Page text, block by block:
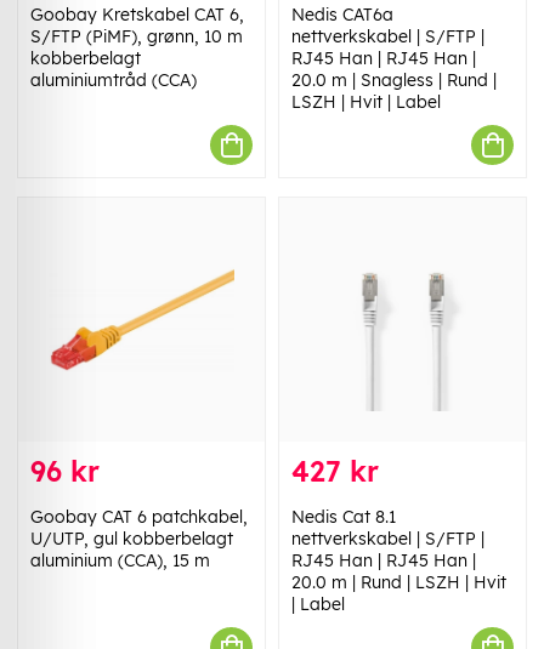
Goobay Kretskabel CAT 6,
S/FTP (PiMF), grønn, 10 m
kobberbelagt
aluminiumtråd (CCA)
Nedis CAT6a
nettverkskabel | S/FTP |
RJ45 Han | RJ45 Han |
20.0 m | Snagless | Rund |
LSZH | Hvit | Label
96 kr
Goobay CAT 6 patchkabel,
U/UTP, gul kobberbelagt
aluminium (CCA), 15 m
427 kr
Nedis Cat 8.1
nettverkskabel | S/FTP |
RJ45 Han | RJ45 Han |
20.0 m | Rund | LSZH | Hvit
| Label